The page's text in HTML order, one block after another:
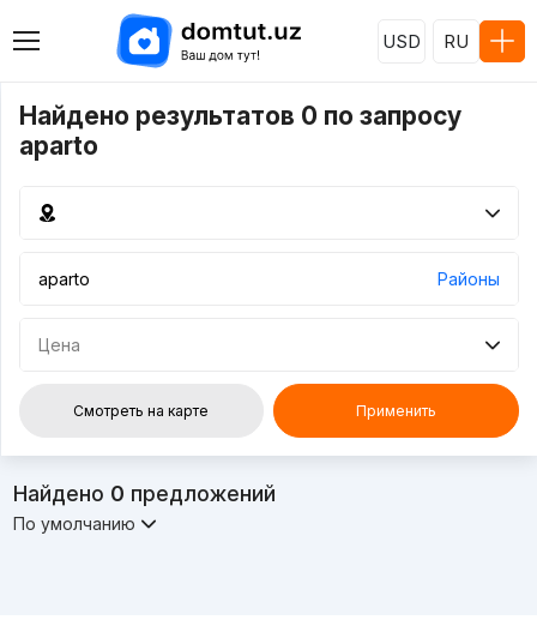
USD RU
Найдено результатов 0 по запросу
aparto
Районы
Цена
Смотреть на карте Применить
Найдено 0 предложений
По умолчанию